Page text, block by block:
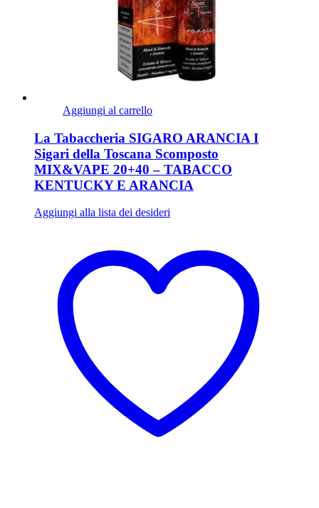
Aggiungi al carrello
La Tabaccheria SIGARO ARANCIA I
Sigari della Toscana Scomposto
MIX&VAPE 20+40 – TABACCO
KENTUCKY E ARANCIA
Aggiungi alla lista dei desideri